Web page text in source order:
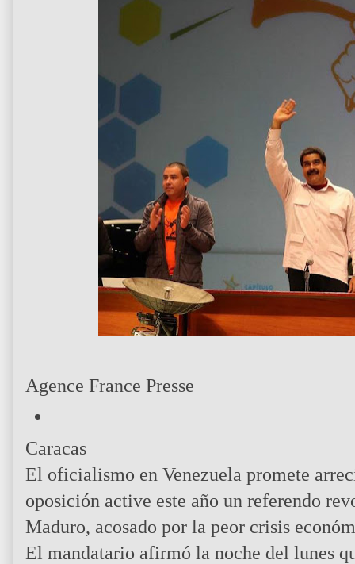
Agence France Presse
Caracas
El oficialismo en Venezuela promete
oposición active este año un referendo
Maduro, acosado por la peor crisis
El mandatario afirmó la noche del lunes